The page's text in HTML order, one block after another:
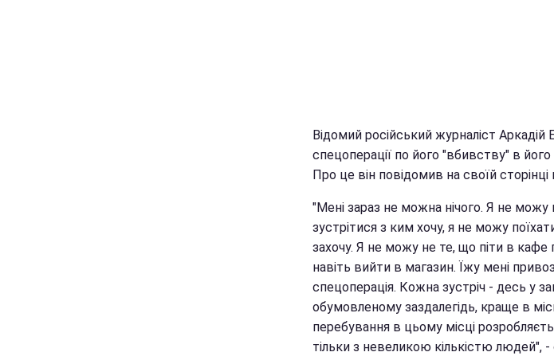
Відомий російський журналіст
спецоперації по його "вбивству" в
Про це він повідомив на своїй сторінці
"Мені зараз не можна нічого. Я не
зустрітися з ким хочу, я не можу
захочу. Я не можу не те, що піти в
навіть вийти в магазин. Їжу мені
спецоперація. Кожна зустріч - десь у
обумовленому заздалегідь, краще в
перебування в цьому місці
тільки з невеликою кількістю людей", -